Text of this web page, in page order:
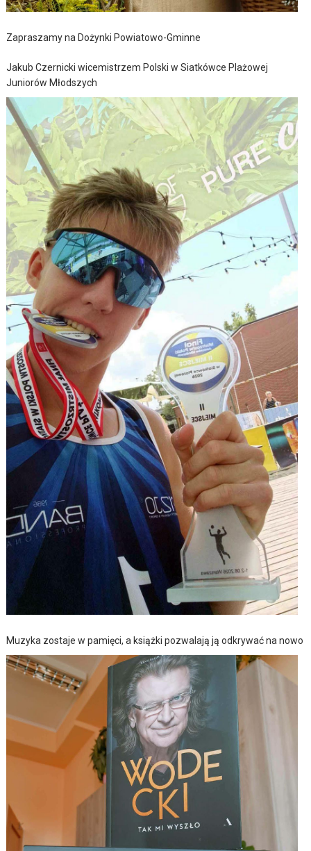
Zapraszamy na Dożynki Powiatowo-Gminne
Jakub Czernicki wicemistrzem Polski w Siatkówce Plażowej
Juniorów Młodszych
Muzyka zostaje w pamięci, a książki pozwalają ją odkrywać na nowo